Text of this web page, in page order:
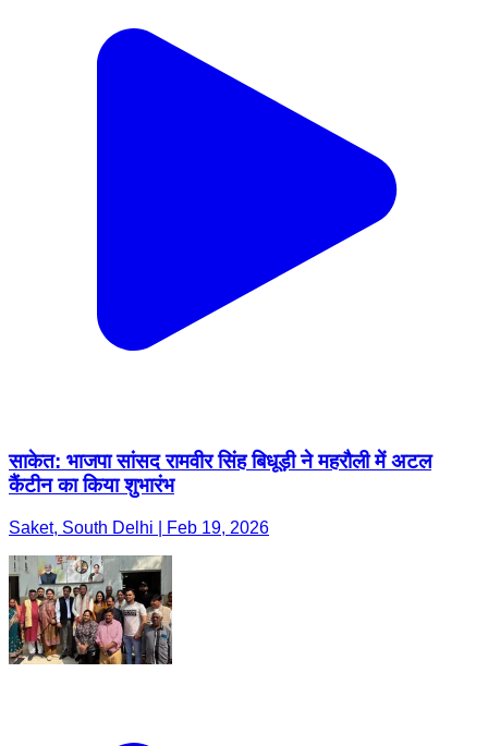
साकेत: भाजपा सांसद रामवीर सिंह बिधूड़ी ने महरौली में अटल
कैंटीन का किया शुभारंभ
Saket, South Delhi | Feb 19, 2026